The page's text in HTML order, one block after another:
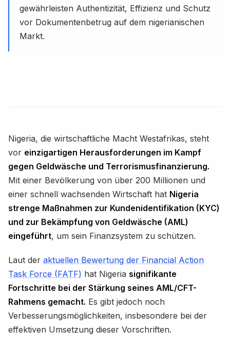
gewährleisten Authentizität, Effizienz und Schutz
vor Dokumentenbetrug auf dem nigerianischen
Markt.
Nigeria, die wirtschaftliche Macht Westafrikas, steht
vor einzigartigen Herausforderungen im Kampf
gegen Geldwäsche und Terrorismusfinanzierung.
Mit einer Bevölkerung von über 200 Millionen und
einer schnell wachsenden Wirtschaft hat Nigeria
strenge Maßnahmen zur Kundenidentifikation (KYC)
und zur Bekämpfung von Geldwäsche (AML)
eingeführt, um sein Finanzsystem zu schützen.
Laut der aktuellen Bewertung der Financial Action
Task Force (FATF) hat Nigeria signifikante
Fortschritte bei der Stärkung seines AML/CFT-
Rahmens gemacht. Es gibt jedoch noch
Verbesserungsmöglichkeiten, insbesondere bei der
effektiven Umsetzung dieser Vorschriften.